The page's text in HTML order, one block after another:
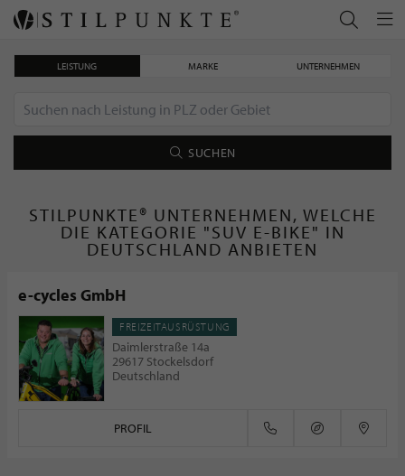
LEISTUNG MARKE UNTERNEHMEN
SUCHEN
STILPUNKTE® UNTERNEHMEN, WELCHE
DIE KATEGORIE "SUV E-BIKE" IN
DEUTSCHLAND ANBIETEN
e-cycles GmbH
FREIZEITAUSRÜSTUNG
Daimlerstraße 14a
29617 Stockelsdorf
Deutschland
PROFIL